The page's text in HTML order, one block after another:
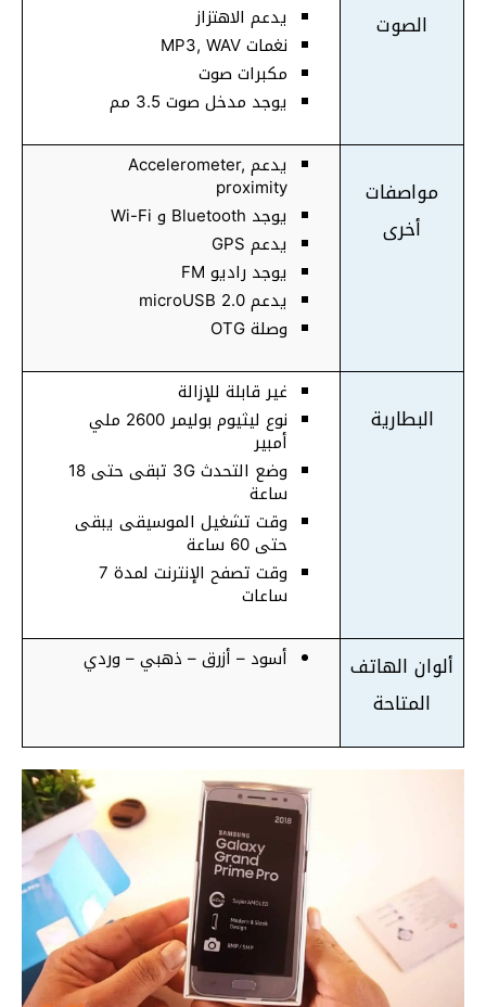
الصوت
يدعم الاهتزاز
نغمات MP3, WAV
مكبرات صوت
يوجد مدخل صوت 3.5 مم
مواصفات
أخرى
يدعم Accelerometer,
proximity
يوجد Bluetooth و Wi-Fi
يدعم GPS
يوجد راديو FM
يدعم microUSB 2.0
وصلة OTG
البطارية
غير قابلة للإزالة
نوع ليثيوم بوليمر 2600 ملي
أمبير
وضع التحدث 3G تبقى حتى 18
ساعة
وقت تشغيل الموسيقى يبقى
حتى 60 ساعة
وقت تصفح الإنترنت لمدة 7
ساعات
ألوان الهاتف
المتاحة
أسود – أزرق – ذهبي – وردي